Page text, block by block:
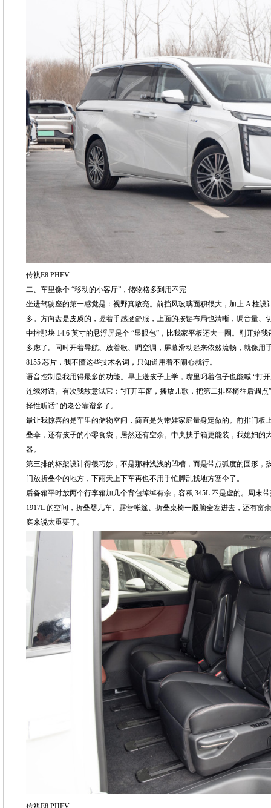
传祺E8 PHEV
二、车里像个 “移动的小客厅”，储物格多到用不完
坐进驾驶座的第一感觉是：视野真敞亮。前挡风玻璃面积很大，加上 A 柱
多。方向盘是皮质的，握着手感挺舒服，上面的按键布局也清晰，调音量、
中控那块 14.6 英寸的悬浮屏是个 “显眼包”，比我家平板还大一圈。刚开始
多虑了。同时开着导航、放着歌、调空调，屏幕滑动起来依然流畅，就像用
8155 芯片，我不懂这些技术名词，只知道用着不闹心就行。
语音控制是我用得最多的功能。早上送孩子上学，嘴里叼着包子也能喊 “打
连续对话。有次我故意试它：“打开车窗，播放儿歌，把第二排座椅往后调
择性听话” 的老公靠谱多了。
最让我惊喜的是车里的储物空间，简直是为带娃家庭量身定做的。前排门板
叠伞，还有孩子的小零食袋，居然还有空余。中央扶手箱更能装，我媳妇的
器。
第三排的杯架设计得很巧妙，不是那种浅浅的凹槽，而是带点弧度的圆形，
门放折叠伞的地方，下雨天上下车再也不用手忙脚乱找地方塞伞了。
后备箱平时放两个行李箱加几个背包绰绰有余，容积 345L 不是虚的。周末
1917L 的空间，折叠婴儿车、露营帐篷、折叠桌椅一股脑全塞进去，还有富
庭来说太重要了。